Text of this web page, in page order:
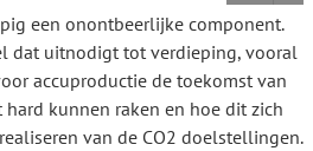
een onontbeerlijke component.
dat uitnodigt tot verdieping, vooral
accuproductie de toekomst van
kunnen raken en hoe dit zich
van de CO2 doelstellingen.